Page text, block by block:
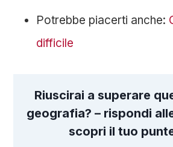
Potrebbe piacerti anche:
difficile
Riuscirai a superare
geografia? – rispondi
scopri il tuo